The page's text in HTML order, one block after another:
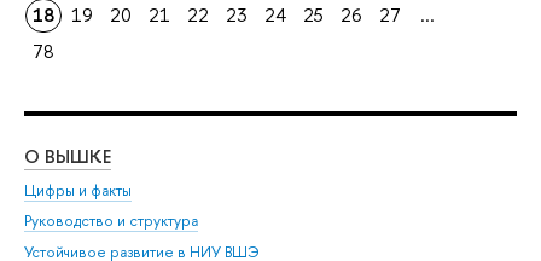
18
19 20 21 22 23 24 25 26 27
...
78
О ВЫШКЕ
Цифры и факты
Руководство и структура
Устойчивое развитие в НИУ ВШЭ